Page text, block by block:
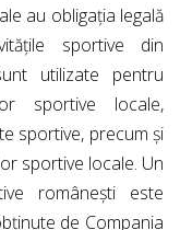
au obligația legală
sportive din
utilizate pentru
sportive locale,
sportive, precum și
sportive locale. Un
românești este
de Compania